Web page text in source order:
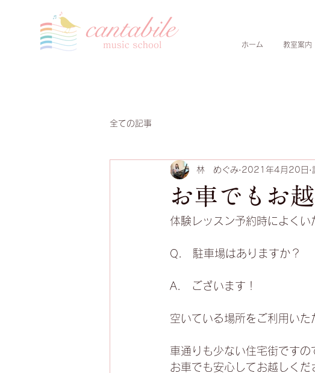
ホーム 教室案内
全ての記事
お車でもお
林 めぐみ 2021年4月20日
体験レッスン予約時によくい
Q.　駐車場はありますか？
A.　ございます！
空いている場所をご利用いた
車通りも少ない住宅街ですの
お車でも安心してお越しくだ